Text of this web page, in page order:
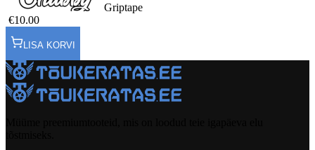
Griptape
€10.00
LISA KORVI